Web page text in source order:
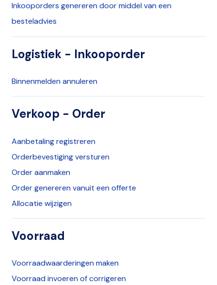
Inkooporders genereren door middel van een
besteladvies
Logistiek - Inkooporder
Binnenmelden annuleren
Verkoop - Order
Aanbetaling registreren
Orderbevestiging versturen
Order aanmaken
Order genereren vanuit een offerte
Allocatie wijzigen
Voorraad
Voorraadwaarderingen maken
Voorraad invoeren of corrigeren